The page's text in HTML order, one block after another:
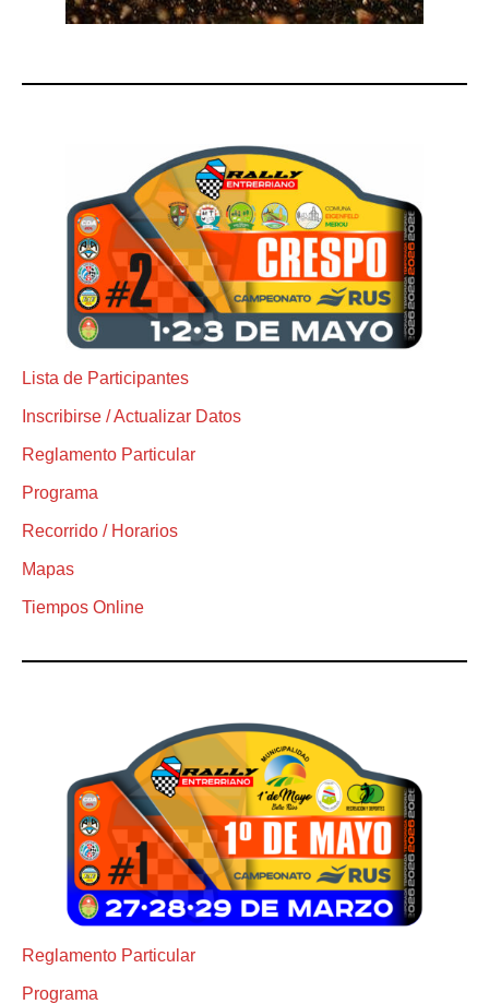
Lista de Participantes
Inscribirse / Actualizar Datos
Reglamento Particular
Programa
Recorrido / Horarios
Mapas
Tiempos Online
Reglamento Particular
Programa